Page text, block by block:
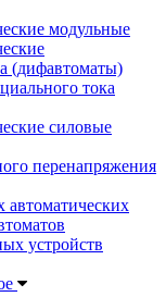
модульные
(дифавтоматы)
тока
силовые
перенапряжения
автоматических
устройств